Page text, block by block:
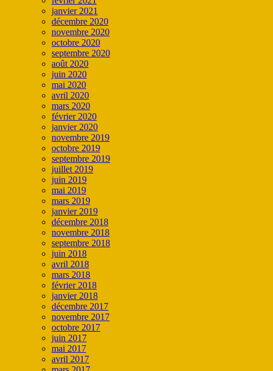
janvier 2021
décembre 2020
novembre 2020
octobre 2020
septembre 2020
août 2020
juin 2020
mai 2020
avril 2020
mars 2020
février 2020
janvier 2020
novembre 2019
octobre 2019
septembre 2019
juillet 2019
juin 2019
mai 2019
mars 2019
janvier 2019
décembre 2018
novembre 2018
septembre 2018
juin 2018
avril 2018
mars 2018
février 2018
janvier 2018
décembre 2017
novembre 2017
octobre 2017
juin 2017
mai 2017
avril 2017